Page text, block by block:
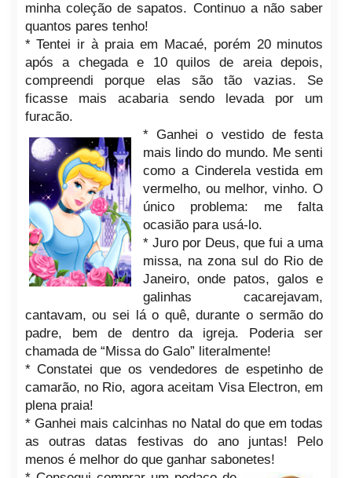
minha coleção de sapatos. Continuo a não saber
quantos pares tenho!
* Tentei ir à praia em Macaé, porém 20 minutos
após a chegada e 10 quilos de areia depois,
compreendi porque elas são tão vazias. Se
ficasse mais acabaria sendo levada por um
furacão.
* Ganhei o vestido de festa
mais lindo do mundo. Me senti
como a Cinderela vestida em
vermelho, ou melhor, vinho. O
único problema: me falta
ocasião para usá-lo.
* Juro por Deus, que fui a uma
missa, na zona sul do Rio de
Janeiro, onde patos, galos e
galinhas cacarejavam,
cantavam, ou sei lá o quê, durante o sermão do
padre, bem de dentro da igreja. Poderia ser
chamada de “Missa do Galo” literalmente!
* Constatei que os vendedores de espetinho de
camarão, no Rio, agora aceitam Visa Electron, em
plena praia!
* Ganhei mais calcinhas no Natal do que em todas
as outras datas festivas do ano juntas! Pelo
menos é melhor do que ganhar sabonetes!